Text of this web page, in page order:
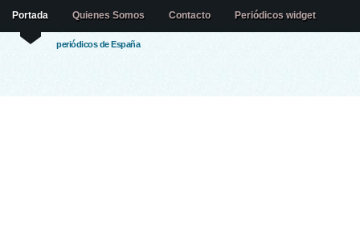
periódicos de España
Portada Quienes Somos Contacto Periódicos widget